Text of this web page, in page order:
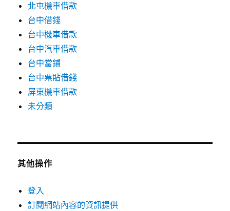
北屯機車借款
台中借錢
台中機車借款
台中汽車借款
台中當鋪
台中票貼借錢
屏東機車借款
未分類
其他操作
登入
訂閱網站內容的資訊提供